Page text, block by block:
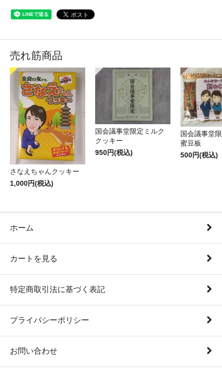
売れ筋商品
さなえちゃんクッキー
1,000円(税込)
国会議事堂限定ミルク
クッキー
950円(税込)
国会議事堂
蜜豆板
500円(税込)
ホーム
カートを見る
特定商取引法に基づく表記
プライバシーポリシー
お問い合わせ